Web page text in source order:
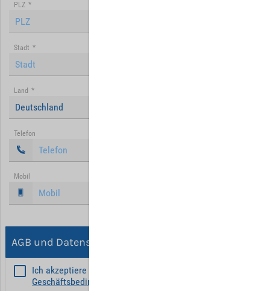
PLZ *
Stadt *
Land *
Deutschland
Telefon
Mobil
AGB und Datenschutz
Ich akzeptiere die
Geschäftsbedingungen